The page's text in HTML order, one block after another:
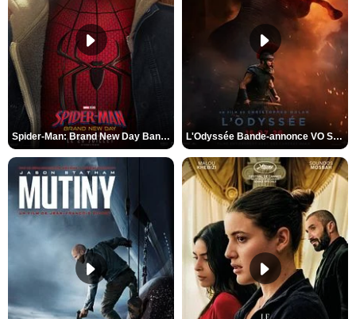
Spider-Man: Brand New Day Bande-annonce VO STFR L'Odyssée Bande-annonce VO STFR